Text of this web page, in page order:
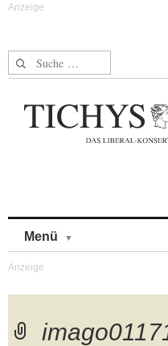
Suche nach:
Menü